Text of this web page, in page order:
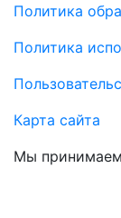
Политика
Политика
Карта сайта
Мы